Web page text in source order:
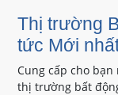
Thị trường
tức Mới
Cung cấp cho
thị trường bất